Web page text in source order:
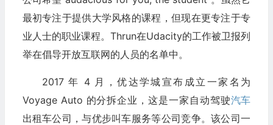
最初专注于提供大学风格的课程，但现在更专注于专
业人士的职业课程。Thrun在Udacity的工作被卫报列
举在倡导开放互联网的人员的名单中。
2017 年 4 月，优达学城宣布成立一家名为
Voyage Auto 的分拆企业，这是一家自动驾驶汽车
出租车公司，与优步叫车服务等公司竞争。该公司一